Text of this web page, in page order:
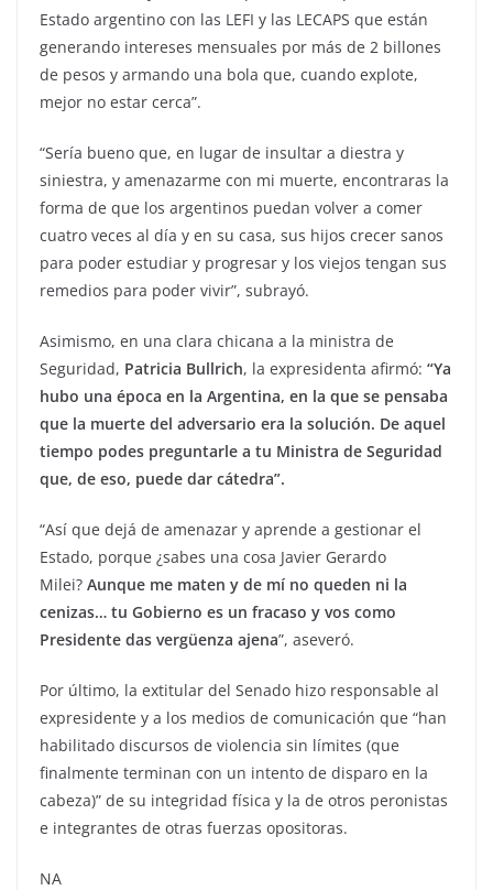
Estado argentino con las LEFI y las LECAPS que están
generando intereses mensuales por más de 2 billones
de pesos y armando una bola que, cuando explote,
mejor no estar cerca”.
“Sería bueno que, en lugar de insultar a diestra y
siniestra, y amenazarme con mi muerte, encontraras la
forma de que los argentinos puedan volver a comer
cuatro veces al día y en su casa, sus hijos crecer sanos
para poder estudiar y progresar y los viejos tengan sus
remedios para poder vivir”, subrayó.
Asimismo, en una clara chicana a la ministra de
Seguridad, Patricia Bullrich, la expresidenta afirmó: “Ya
hubo una época en la Argentina, en la que se pensaba
que la muerte del adversario era la solución. De aquel
tiempo podes preguntarle a tu Ministra de Seguridad
que, de eso, puede dar cátedra”.
“Así que dejá de amenazar y aprende a gestionar el
Estado, porque ¿sabes una cosa Javier Gerardo
Milei? Aunque me maten y de mí no queden ni la
cenizas… tu Gobierno es un fracaso y vos como
Presidente das vergüenza ajena”, aseveró.
Por último, la extitular del Senado hizo responsable al
expresidente y a los medios de comunicación que “han
habilitado discursos de violencia sin límites (que
finalmente terminan con un intento de disparo en la
cabeza)” de su integridad física y la de otros peronistas
e integrantes de otras fuerzas opositoras.
NA